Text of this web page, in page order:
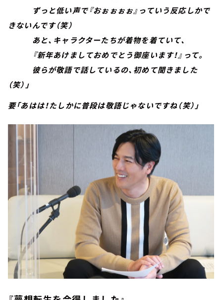
ずっと低い声で『おぉぉぉぉ』っていう反応しかで
きないんです（笑）
あと、キャラクターたちが着物を着ていて、
『新年あけましておめでとう御座います！』って。
彼らが敬語で話しているの、初めて聞きました
（笑）」
要「あはは！たしかに普段は敬語じゃないですね（笑）」